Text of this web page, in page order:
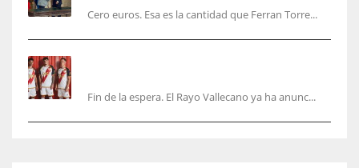
Cero euros. Esa es la cantidad que Ferran Torre...
Fin de la espera. El Rayo Vallecano ya ha anunc...